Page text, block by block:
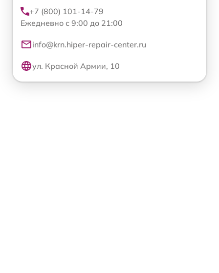
+7 (800) 101-14-79
Ежедневно с 9:00 до 21:00
info@krn.hiper-repair-center.ru
ул. Красной Армии, 10